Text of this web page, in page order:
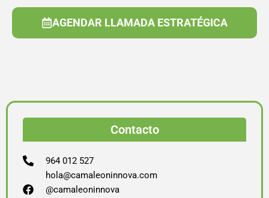
AGENDAR LLAMADA ESTRATÉGICA
Contacto
964 012 527
hola@camaleoninnova.com
@camaleoninnova